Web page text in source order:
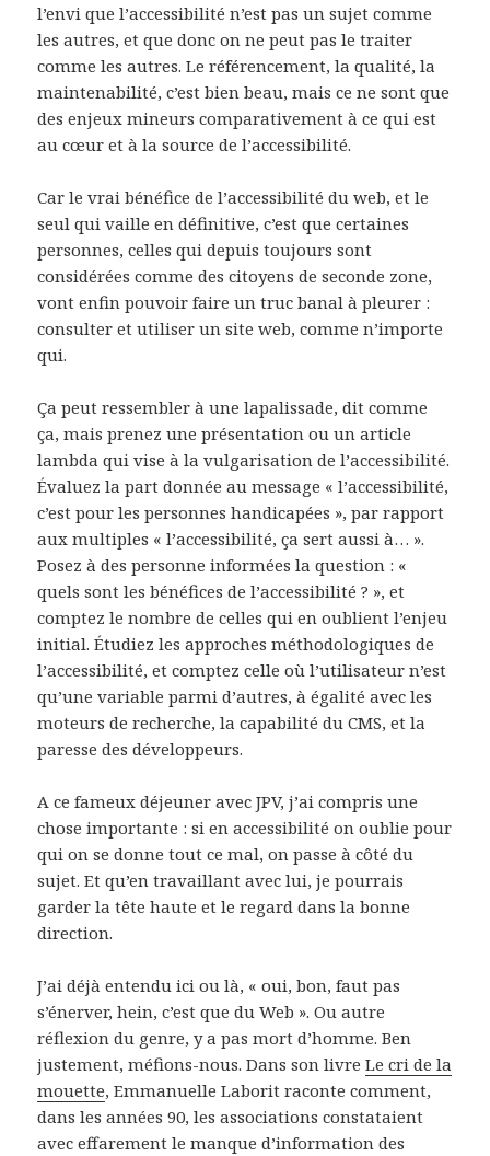
l’envi que l’accessibilité n’est pas un sujet comme
les autres, et que donc on ne peut pas le traiter
comme les autres. Le référencement, la qualité, la
maintenabilité, c’est bien beau, mais ce ne sont que
des enjeux mineurs comparativement à ce qui est
au cœur et à la source de l’accessibilité.
Car le vrai bénéfice de l’accessibilité du web, et le
seul qui vaille en définitive, c’est que certaines
personnes, celles qui depuis toujours sont
considérées comme des citoyens de seconde zone,
vont enfin pouvoir faire un truc banal à pleurer :
consulter et utiliser un site web, comme n’importe
qui.
Ça peut ressembler à une lapalissade, dit comme
ça, mais prenez une présentation ou un article
lambda qui vise à la vulgarisation de l’accessibilité.
Évaluez la part donnée au message « l’accessibilité,
c’est pour les personnes handicapées », par rapport
aux multiples « l’accessibilité, ça sert aussi à… ».
Posez à des personne informées la question : «
quels sont les bénéfices de l’accessibilité ? », et
comptez le nombre de celles qui en oublient l’enjeu
initial. Étudiez les approches méthodologiques de
l’accessibilité, et comptez celle où l’utilisateur n’est
qu’une variable parmi d’autres, à égalité avec les
moteurs de recherche, la capabilité du CMS, et la
paresse des développeurs.
A ce fameux déjeuner avec JPV, j’ai compris une
chose importante : si en accessibilité on oublie pour
qui on se donne tout ce mal, on passe à côté du
sujet. Et qu’en travaillant avec lui, je pourrais
garder la tête haute et le regard dans la bonne
direction.
J’ai déjà entendu ici ou là, « oui, bon, faut pas
s’énerver, hein, c’est que du Web ». Ou autre
réflexion du genre, y a pas mort d’homme. Ben
justement, méfions-nous. Dans son livreLe cri de la
mouette, Emmanuelle Laborit raconte comment,
dans les années 90, les associations constataient
avec effarement le manque d’information des